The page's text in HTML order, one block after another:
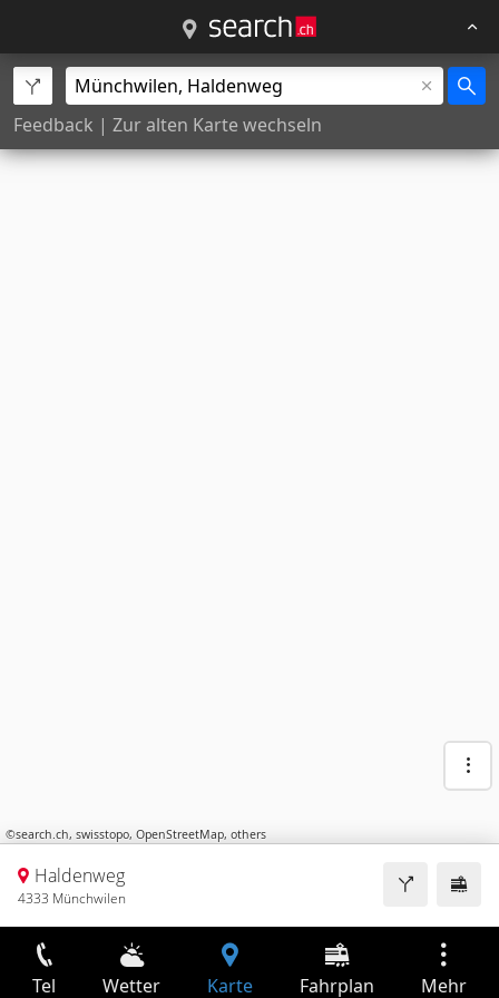
Feedback | Zur alten Karte wechseln
©search.ch, swisstopo, OpenStreetMap, others
Haldenweg
4333 Münchwilen
Tel Wetter Karte Fahrplan Mehr